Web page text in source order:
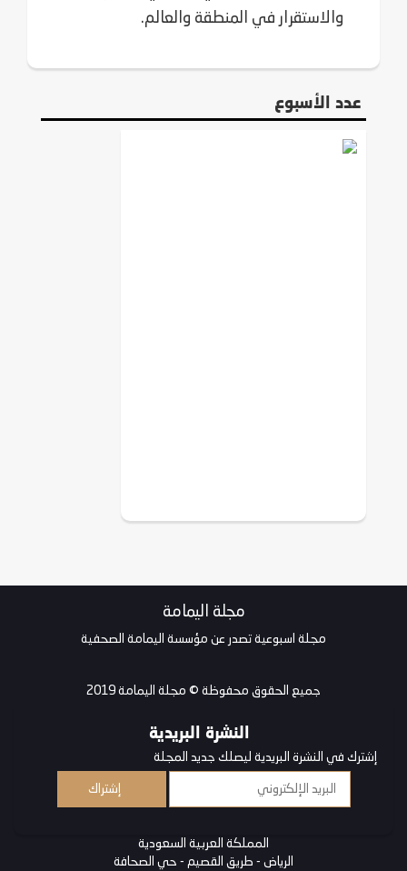
والاستقرار في المنطقة والعالم.
عدد الأسبوع
مجلة اليمامة
مجلة اسبوعية تصدر عن مؤسسة اليمامة الصحفية
جميع الحقوق محفوظة © مجلة اليمامة 2019
النشرة البريدية
إشترك في النشرة البريدية ليصلك جديد المجلة
المملكة العربية السعودية
الرياض - طريق القصيم - حي الصحافة